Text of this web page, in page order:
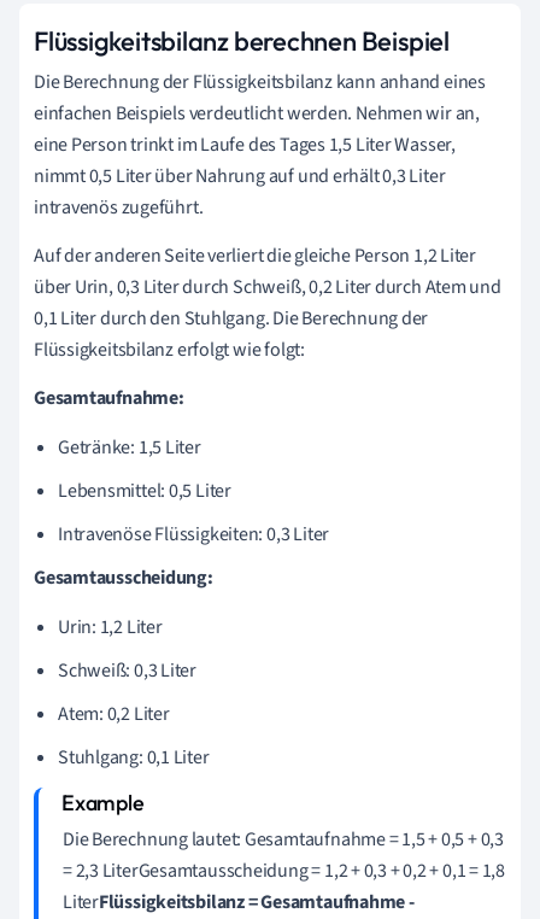
Flüssigkeitsbilanz berechnen Beispiel
Die Berechnung der Flüssigkeitsbilanz kann anhand eines
einfachen Beispiels verdeutlicht werden. Nehmen wir an,
eine Person trinkt im Laufe des Tages 1,5 Liter Wasser,
nimmt 0,5 Liter über Nahrung auf und erhält 0,3 Liter
intravenös zugeführt.
Auf der anderen Seite verliert die gleiche Person 1,2 Liter
über Urin, 0,3 Liter durch Schweiß, 0,2 Liter durch Atem und
0,1 Liter durch den Stuhlgang. Die Berechnung der
Flüssigkeitsbilanz erfolgt wie folgt:
Gesamtaufnahme:
Getränke: 1,5 Liter
Lebensmittel: 0,5 Liter
Intravenöse Flüssigkeiten: 0,3 Liter
Gesamtausscheidung:
Urin: 1,2 Liter
Schweiß: 0,3 Liter
Atem: 0,2 Liter
Stuhlgang: 0,1 Liter
Die Berechnung lautet: Gesamtaufnahme = 1,5 + 0,5 + 0,3
= 2,3 LiterGesamtausscheidung = 1,2 + 0,3 + 0,2 + 0,1 = 1,8
LiterFlüssigkeitsbilanz = Gesamtaufnahme -